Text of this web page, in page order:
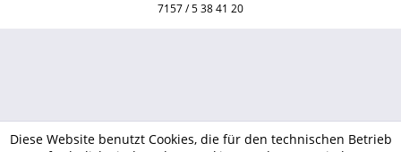
7157 / 5 38 41 20
Diese Website benutzt Cookies, die für den technischen Betrieb